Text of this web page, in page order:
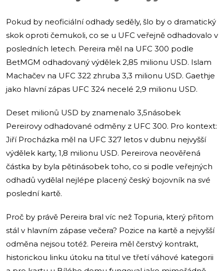
Pokud by neoficiální odhady seděly, šlo by o dramatický
skok oproti čemukoli, co se u UFC veřejně odhadovalo v
posledních letech. Pereira měl na UFC 300 podle
BetMGM odhadovaný výdělek 2,85 milionu USD. Islam
Machačev na UFC 322 zhruba 3,3 milionu USD. Gaethje
jako hlavní zápas UFC 324 necelé 2,9 milionu USD.
Deset milionů USD by znamenalo 3,5násobek
Pereirovy odhadované odměny z UFC 300. Pro kontext:
Jiří Procházka měl na UFC 327 letos v dubnu nejvyšší
výdělek karty, 1,8 milionu USD. Pereirova neověřená
částka by byla pětinásobek toho, co si podle veřejných
odhadů vydělal nejlépe placený český bojovník na své
poslední kartě.
Proč by právě Pereira bral víc než Topuria, který přitom
stál v hlavním zápase večera? Pozice na kartě a nejvyšší
odměna nejsou totéž. Pereira měl čerstvý kontrakt,
historickou linku útoku na titul ve třetí váhové kategorii